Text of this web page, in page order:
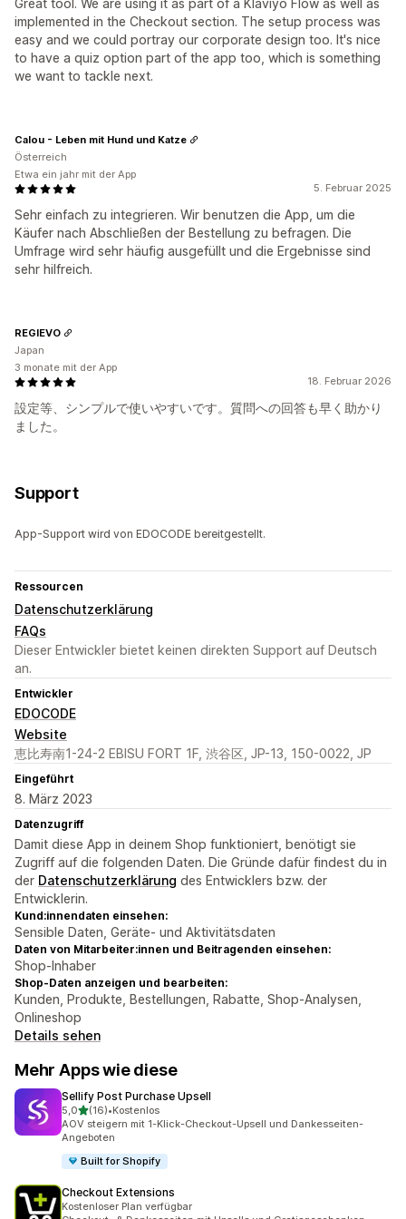
Great tool. We are using it as part of a Klaviyo Flow as well as
implemented in the Checkout section. The setup process was
easy and we could portray our corporate design too. It's nice
to have a quiz option part of the app too, which is something
we want to tackle next.
5. Februar 2025
Sehr einfach zu integrieren. Wir benutzen die App, um die
Käufer nach Abschließen der Bestellung zu befragen. Die
Umfrage wird sehr häufig ausgefüllt und die Ergebnisse sind
sehr hilfreich.
Calou - Leben mit Hund und Katze
Österreich
Etwa ein jahr mit der App
18. Februar 2026
設定等、シンプルで使いやすいです。質問への回答も早く助かり
ました。
REGIEVO
Japan
3 monate mit der App
Support
App-Support wird von EDOCODE bereitgestellt.
Ressourcen
Datenschutzerklärung
FAQs
Dieser Entwickler bietet keinen direkten Support auf Deutsch
an.
Entwickler
EDOCODE
Website
恵比寿南1-24-2 EBISU FORT 1F, 渋谷区, JP-13, 150-0022, JP
Eingeführt
8. März 2023
Datenzugriff
Damit diese App in deinem Shop funktioniert, benötigt sie
Zugriff auf die folgenden Daten. Die Gründe dafür findest du in
der Datenschutzerklärung des Entwicklers bzw. der
Entwicklerin.
Kund:innendaten einsehen:
Sensible Daten, Geräte- und Aktivitätsdaten
Daten von Mitarbeiter:innen und Beitragenden einsehen:
Shop-Inhaber
Shop-Daten anzeigen und bearbeiten:
Kunden, Produkte, Bestellungen, Rabatte, Shop-Analysen,
Onlineshop
Details sehen
Mehr Apps wie diese
Sellify Post Purchase Upsell
5,0von 5 Sternen
(16)
16 Rezensionen insgesamt
•Kostenlos
AOV steigern mit 1-Klick-Checkout-Upsell und Dankesseiten-
Angeboten
Built for Shopify
Checkout Extensions
Kostenloser Plan verfügbar